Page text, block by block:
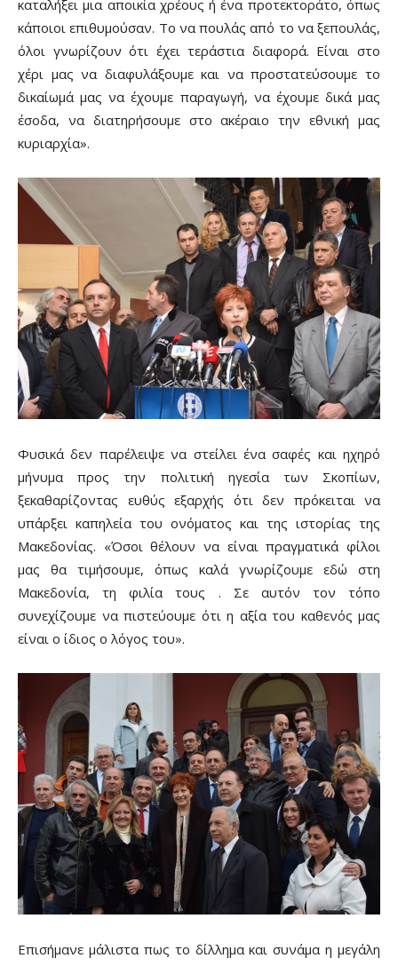
καταλήξει μια αποικία χρέους ή ένα προτεκτοράτο, όπως
κάποιοι επιθυμούσαν. Το να πουλάς από το να ξεπουλάς,
όλοι γνωρίζουν ότι έχει τεράστια διαφορά. Είναι στο
χέρι μας να διαφυλάξουμε και να προστατεύσουμε το
δικαίωμά μας να έχουμε παραγωγή, να έχουμε δικά μας
έσοδα, να διατηρήσουμε στο ακέραιο την εθνική μας
κυριαρχία».
Φυσικά δεν παρέλειψε να στείλει ένα σαφές και ηχηρό
μήνυμα προς την πολιτική ηγεσία των Σκοπίων,
ξεκαθαρίζοντας ευθύς εξαρχής ότι δεν πρόκειται να
υπάρξει καπηλεία του ονόματος και της ιστορίας της
Μακεδονίας. «Όσοι θέλουν να είναι πραγματικά φίλοι
μας θα τιμήσουμε, όπως καλά γνωρίζουμε εδώ στη
Μακεδονία, τη φιλία τους . Σε αυτόν τον τόπο
συνεχίζουμε να πιστεύουμε ότι η αξία του καθενός μας
είναι ο ίδιος ο λόγος του».
Επισήμανε μάλιστα πως το δίλλημα και συνάμα η μεγάλη